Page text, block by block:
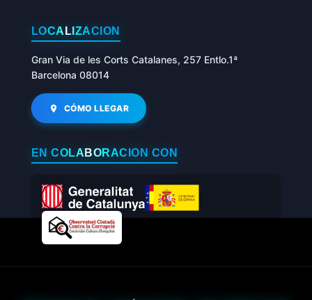
LOCALIZACIÓN
Gran Via de les Corts Catalanes, 257 Entlo.1ª
Barcelona 08014
CÓMO LLEGAR
EN COLABORACIÓN CON